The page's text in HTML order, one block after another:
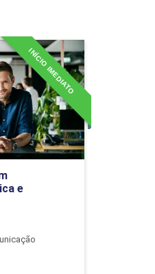
Ferramenta de
e
INÍCIO IMEDIATO
em
Ética e
Compliance
do curso